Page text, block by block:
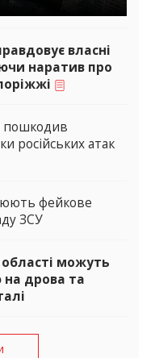
власні
наратив про
пошкодив
російських атак
фейкове
ЗСУ
можуть
дрова та